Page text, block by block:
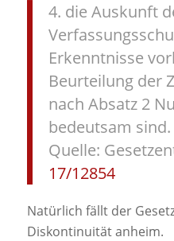
4. die Auskunft
Erkenntnisse
Beurteilung der
nach Absatz 2
bedeutsam sind.
Quelle:
17/12854
Natürlich fällt der
Diskontinuität anheim.